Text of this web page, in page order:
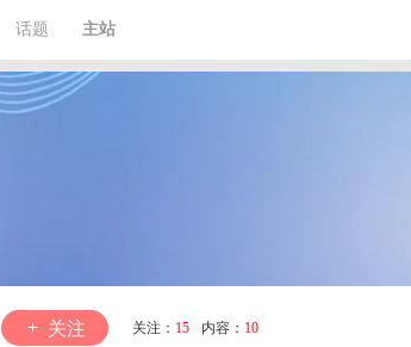
话题 主站
关注 关注： 15 内容： 10